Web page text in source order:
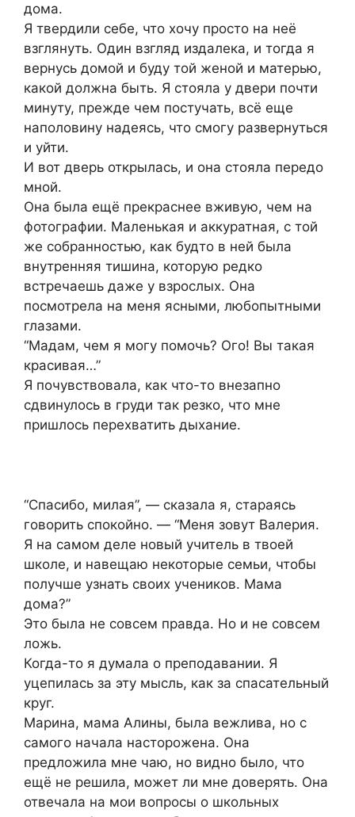
дома.
Я твердили себе, что хочу просто на неё
взглянуть. Один взгляд издалека, и тогда я
вернусь домой и буду той женой и матерью,
какой должна быть. Я стояла у двери почти
минуту, прежде чем постучать, всё еще
наполовину надеясь, что смогу развернуться
и уйти.
И вот дверь открылась, и она стояла передо
мной.
Она была ещё прекраснее вживую, чем на
фотографии. Маленькая и аккуратная, с той
же собранностью, как будто в ней была
внутренняя тишина, которую редко
встречаешь даже у взрослых. Она
посмотрела на меня ясными, любопытными
глазами.
“Мадам, чем я могу помочь? Ого! Вы такая
красивая…”
Я почувствовала, как что-то внезапно
сдвинулось в груди так резко, что мне
пришлось перехватить дыхание.
“Спасибо, милая”, — сказала я, стараясь
говорить спокойно. — “Меня зовут Валерия.
Я на самом деле новый учитель в твоей
школе, и навещаю некоторые семьи, чтобы
получше узнать своих учеников. Мама
дома?”
Это была не совсем правда. Но и не совсем
ложь.
Когда-то я думала о преподавании. Я
уцепилась за эту мысль, как за спасательный
круг.
Марина, мама Алины, была вежлива, но с
самого начала насторожена. Она
предложила мне чаю, но видно было, что
ещё не решила, может ли мне доверять. Она
отвечала на мои вопросы о школьных